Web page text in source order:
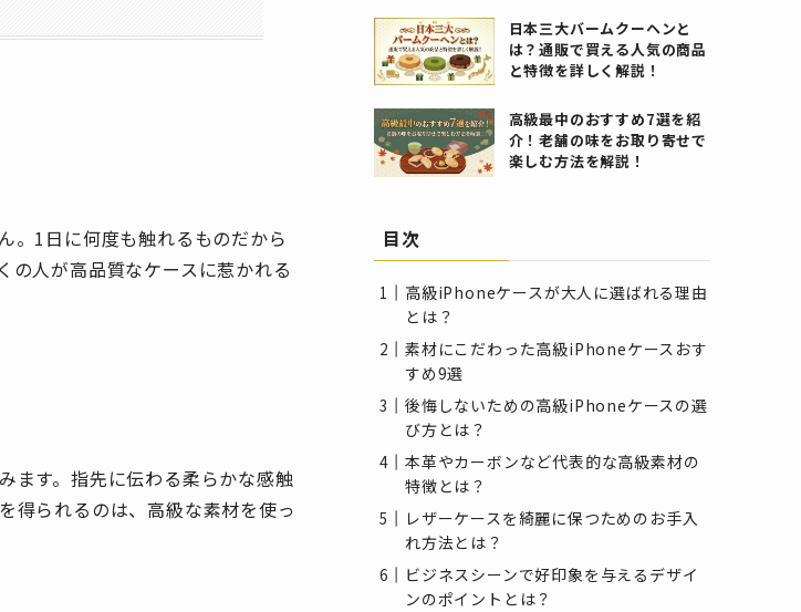
。1日に何度も触れるものだから
の人が高品質なケースに惹かれる
ます。指先に伝わる柔らかな感触
得られるのは、高級な素材を使っ
日本三大バームクーヘンと
は？通販で買える人気の商品
と特徴を詳しく解説！
高級最中のおすすめ7選を紹
介！老舗の味をお取り寄せで
楽しむ方法を解説！
目次
高級iPhoneケースが大人に選ばれる理由
とは？
素材にこだわった高級iPhoneケースおす
すめ9選
後悔しないための高級iPhoneケースの選
び方とは？
本革やカーボンなど代表的な高級素材の
特徴とは？
レザーケースを綺麗に保つためのお手入
れ方法とは？
ビジネスシーンで好印象を与えるデザイ
ンのポイントとは？